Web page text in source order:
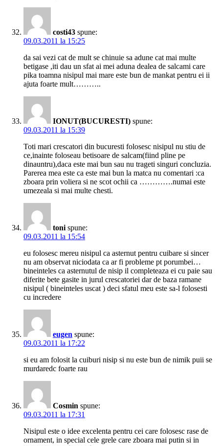
costi43 spune:
09.03.2011 la 15:25
da sai vezi cat de mult se chinuie sa adune cat mai multe
betigase ,iti dau un sfat ai mei aduna dealea de salcami care
pika toamna nisipul mai mare este bun de mankat pentru ei ii
ajuta foarte mult………..
IONUT(BUCURESTI) spune:
09.03.2011 la 15:39
Toti mari crescatori din bucuresti folosesc nisipul nu stiu de
ce,inainte foloseau betisoare de salcam(fiind pline pe
dinauntru),daca este mai bun sau nu trageti singuri concluzia.
Parerea mea este ca este mai bun la matca nu comentari :ca
zboara prin voliera si ne scot ochii ca ………….numai este
umezeala si mai multe chesti.
toni spune:
09.03.2011 la 15:54
eu folosesc mereu nisipul ca asternut pentru cuibare si sincer
nu am observat niciodata ca ar fi probleme pt porumbei…
bineinteles ca asternutul de nisip il completeaza ei cu paie sau
diferite bete gasite in jurul crescatoriei dar de baza ramane
nisipul ( bineinteles uscat ) deci sfatul meu este sa-l folosesti
cu incredere
eugen spune:
09.03.2011 la 17:22
si eu am folosit la cuiburi nisip si nu este bun de nimik puii se
murdaredc foarte rau
Cosmin spune:
09.03.2011 la 17:31
Nisipul este o idee excelenta pentru cei care folosesc rase de
ornament, in special cele grele care zboara mai putin si in